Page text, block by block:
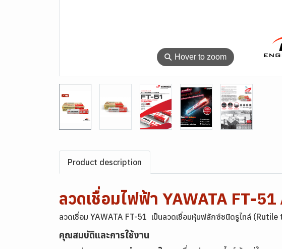
⚲ Hover to zoom
Product description
ลวดเชื่อมไฟฟ้า YAWATA FT-
ลวดเชื่อม YAWATA FT-51 เป็นลวดเชื่อมหุ้มฟลักซ์ชนิดรูไทล์ (Rutile
คุณสมบัติและการใช้งาน